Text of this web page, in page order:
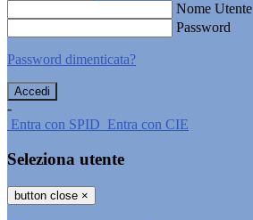
Nome Utente
Password
Password dimenticata?
-
Entra con SPID Entra con CIE
Seleziona utente
button close ×